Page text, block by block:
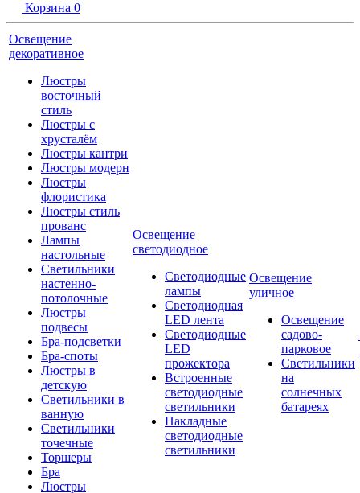
Корзина 0
Освещение
декоративное
Люстры
восточный
стиль
Люстры с
хрусталём
Люстры кантри
Люстры модерн
Люстры
флористика
Люстры стиль
прованс
Лампы
настольные
Светильники
настенно-
потолочные
Люстры
подвесы
Бра-подсветки
Бра-споты
Люстры в
детскую
Светильники в
ванную
Светильники
точечные
Торшеры
Бра
Люстры
Освещение
светодиодное
Светодиодные
лампы
Светодиодная
LED лента
Светодиодные
LED
прожектора
Встроенные
светодиодные
светильники
Накладные
светодиодные
светильники
Освещение
уличное
Освещение
садово-
парковое
Светильники
на
солнечных
батареях